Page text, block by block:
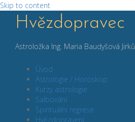
Skip to content
Hvězdopravec
Astroložka Ing. Maria Baudyšová Jirků
Úvod
Astrologie / Horoskop
Kurzy astrologie
Salbování
Spirituální regrese
Hvězdopravení